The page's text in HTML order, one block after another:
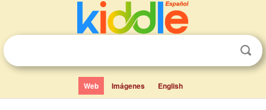
Web Imágenes English